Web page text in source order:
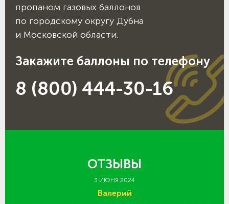
пропаном газовых баллонов
по городскому округу Дубна
и Московской области.
Закажите баллоны по телефону
8 (800) 444-30-16
ОТЗЫВЫ
3 ИЮНЯ 2024
Валерий